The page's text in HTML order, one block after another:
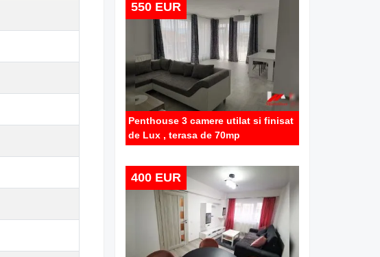
550 EUR
Penthouse 3 camere utilat si finisat
de Lux , terasa de 70mp
400 EUR